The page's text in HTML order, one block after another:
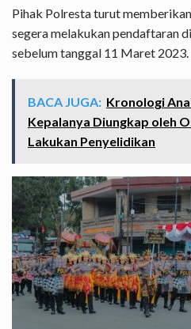
Pihak Polresta turut
segera melakukan pendaftaran
sebelum tanggal 11 Maret 2023.
BACA JUGA: Kronologi
Kepalanya Diungkap oleh
Lakukan Penyelidikan